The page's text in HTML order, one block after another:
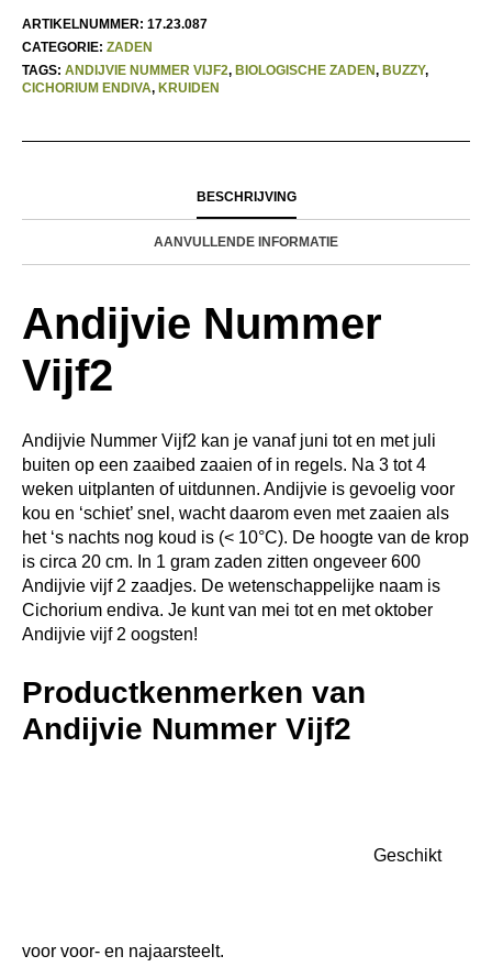
ARTIKELNUMMER: 17.23.087
CATEGORIE: ZADEN
TAGS: ANDIJVIE NUMMER VIJF2, BIOLOGISCHE ZADEN, BUZZY,
CICHORIUM ENDIVA, KRUIDEN
BESCHRIJVING
AANVULLENDE INFORMATIE
Andijvie Nummer
Vijf2
Andijvie Nummer Vijf2 kan je vanaf juni tot en met juli
buiten op een zaaibed zaaien of in regels. Na 3 tot 4
weken uitplanten of uitdunnen. Andijvie is gevoelig voor
kou en ‘schiet’ snel, wacht daarom even met zaaien als
het ‘s nachts nog koud is (< 10°C). De hoogte van de krop
is circa 20 cm. In 1 gram zaden zitten ongeveer 600
Andijvie vijf 2 zaadjes. De wetenschappelijke naam is
Cichorium endiva. Je kunt van mei tot en met oktober
Andijvie vijf 2 oogsten!
Productkenmerken van
Andijvie Nummer Vijf2
De breedbladige andijviesoort ‘Nummer Vijf2’ heeft een